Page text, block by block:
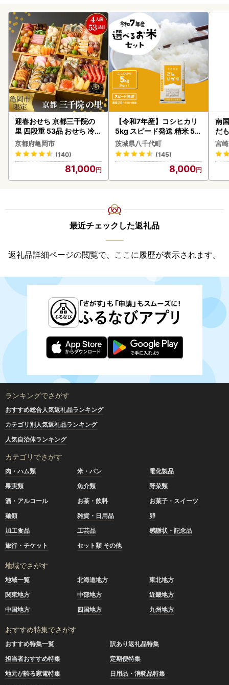
迎春おせち 京都三千院の
里 四段重 53品 おせち 冷蔵
2027 先行予約
京都府亀岡市
(140)
81,000
【令和7年産】コシヒカリ
5kg スピード発送 精米 5k
g x 1袋 白米 茨城県 八千代
町
茨城県八千代町
(145)
8,000
南
だ
ス
宮
最近チェックした返礼品
返礼品詳細ページの閲覧で、ここに履歴が表示されます。
ランキングでさがす
おすすめ総合人気返礼品ランキング
カテゴリ別人気返礼品ランキング
人気自治体ランキング
カテゴリでさがす
肉・ハム類 米・パン
電化製品
果実類
魚介類
野菜類
酒・アルコール
お茶・飲料
お菓子・スイーツ
麺類
雑貨・日用品
卵
加工食品
工芸品
感謝状・記念品
旅行・チケット
セット類 その他
地域でさがす
地域一覧 北海道地方
東北地方
関東地方
中部地方
近畿地方
中国地方
四国地方 九州地方
おすすめ特集でさがす
おすすめ特集一覧
訳あり返礼品特集
担当者おすすめ特集
定期便特集
地元が誇る家電特集
日用品・消耗品特集